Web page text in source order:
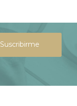
Suscribirme